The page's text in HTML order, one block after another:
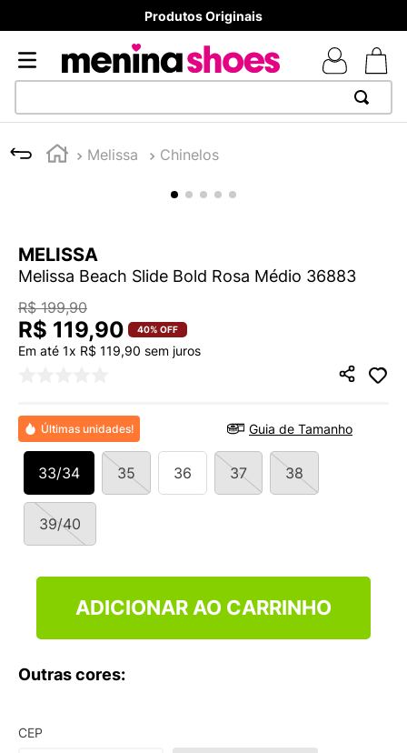
Produtos Originais
Melissa Chinelos
MELISSA
Melissa Beach Slide Bold Rosa Médio 36883
R$ 199,90
R$ 119,90 40% OFF
Em até 1x R$ 119,90 sem juros
Últimas unidades! Guia de Tamanho
33/34 35 36 37 38
39/40
ADICIONAR AO CARRINHO
Outras cores:
CEP
1
TÊNIS NEWS BALANCE 530
º
MELISSAS MINI BABY
5º
ADIDAS
6º
SAMBA
7 º
MELISSA SLIDE
9º
VANS TÊNIS VANS ULTRARANGE
10º NEW BALANCE 204L